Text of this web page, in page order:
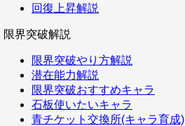
回復上昇解説
限界突破解説
限界突破やり方解説
潜在能力解説
限界突破おすすめキャラ
石板使いたいキャラ
青チケット交換所(キャラ育成)